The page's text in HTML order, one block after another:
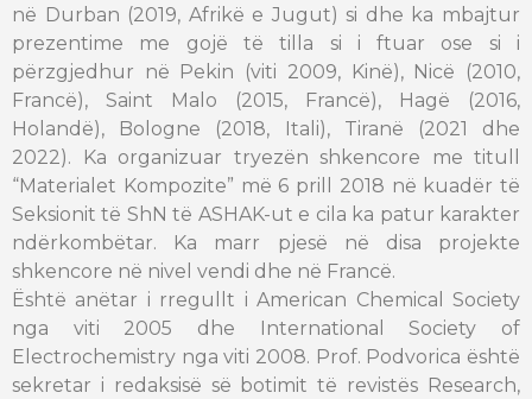
në Durban (2019, Afrikë e Jugut) si dhe ka mbajtur
prezentime me gojë të tilla si i ftuar ose si i
përzgjedhur në Pekin (viti 2009, Kinë), Nicë (2010,
Francë), Saint Malo (2015, Francë), Hagë (2016,
Holandë), Bologne (2018, Itali), Tiranë (2021 dhe
2022). Ka organizuar tryezën shkencore me titull
“Materialet Kompozite” më 6 prill 2018 në kuadër të
Seksionit të ShN të ASHAK-ut e cila ka patur karakter
ndërkombëtar. Ka marr pjesë në disa projekte
shkencore në nivel vendi dhe në Francë.
Është anëtar i rregullt i American Chemical Society
nga viti 2005 dhe International Society of
Electrochemistry nga viti 2008. Prof. Podvorica është
sekretar i redaksisë së botimit të revistës Research,